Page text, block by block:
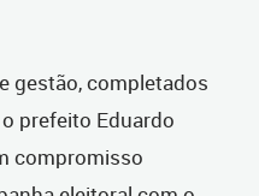
gestão, completados
prefeito Eduardo
compromisso